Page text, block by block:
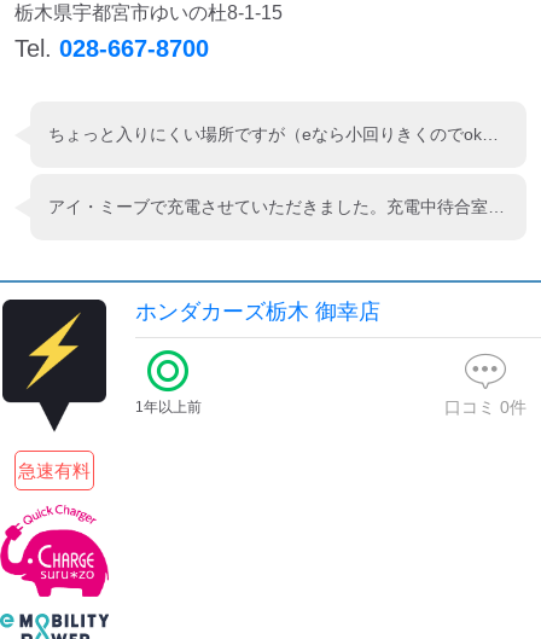
栃木県宇都宮市ゆいの杜8-1-15
Tel. 028-667-8700
ホンダカーズ栃木 御幸店
急速有料
1年以上前 口コミ 0件